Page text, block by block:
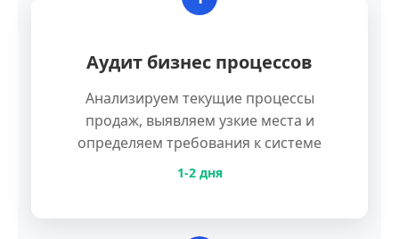
Аудит бизнес процессов
Анализируем текущие процессы
продаж, выявляем узкие места и
определяем требования к системе
1-2 дня